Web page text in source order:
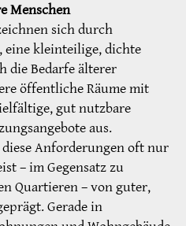
Menschen
sich durch
eine kleinteilige, dichte
die Bedarfe älterer
öffentliche Räume mit
gut nutzbare
aus.
Anforderungen oft nur
– im Gegensatz zu
Quartieren – von guter,
Gerade in